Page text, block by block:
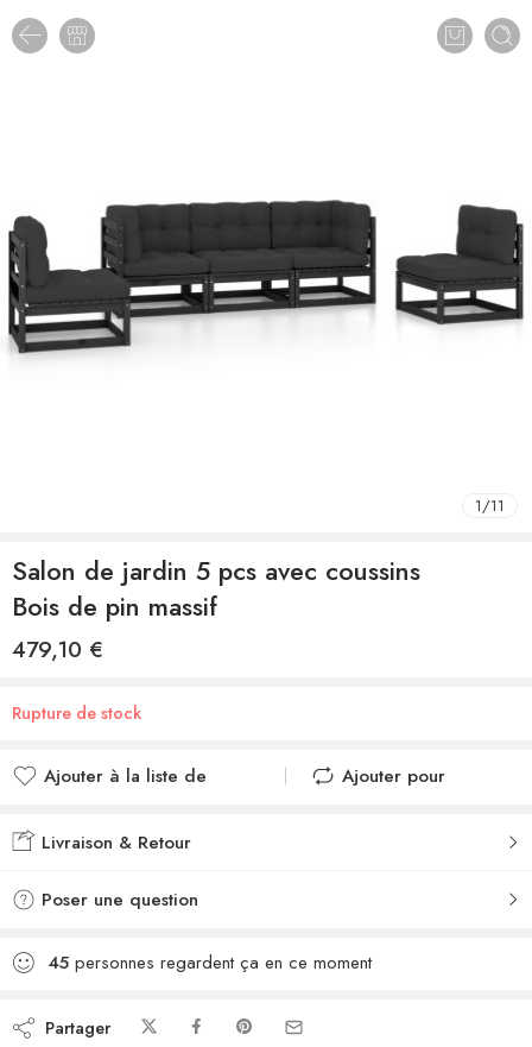
1/11
Salon de jardin 5 pcs avec coussins
Bois de pin massif
479,10 €
Rupture de stock
Ajouter à la liste de
Ajouté à la liste de
Ajouter pour
Livraison & Retour
Poser une question
45 personnes regardent ça en ce moment
Partager